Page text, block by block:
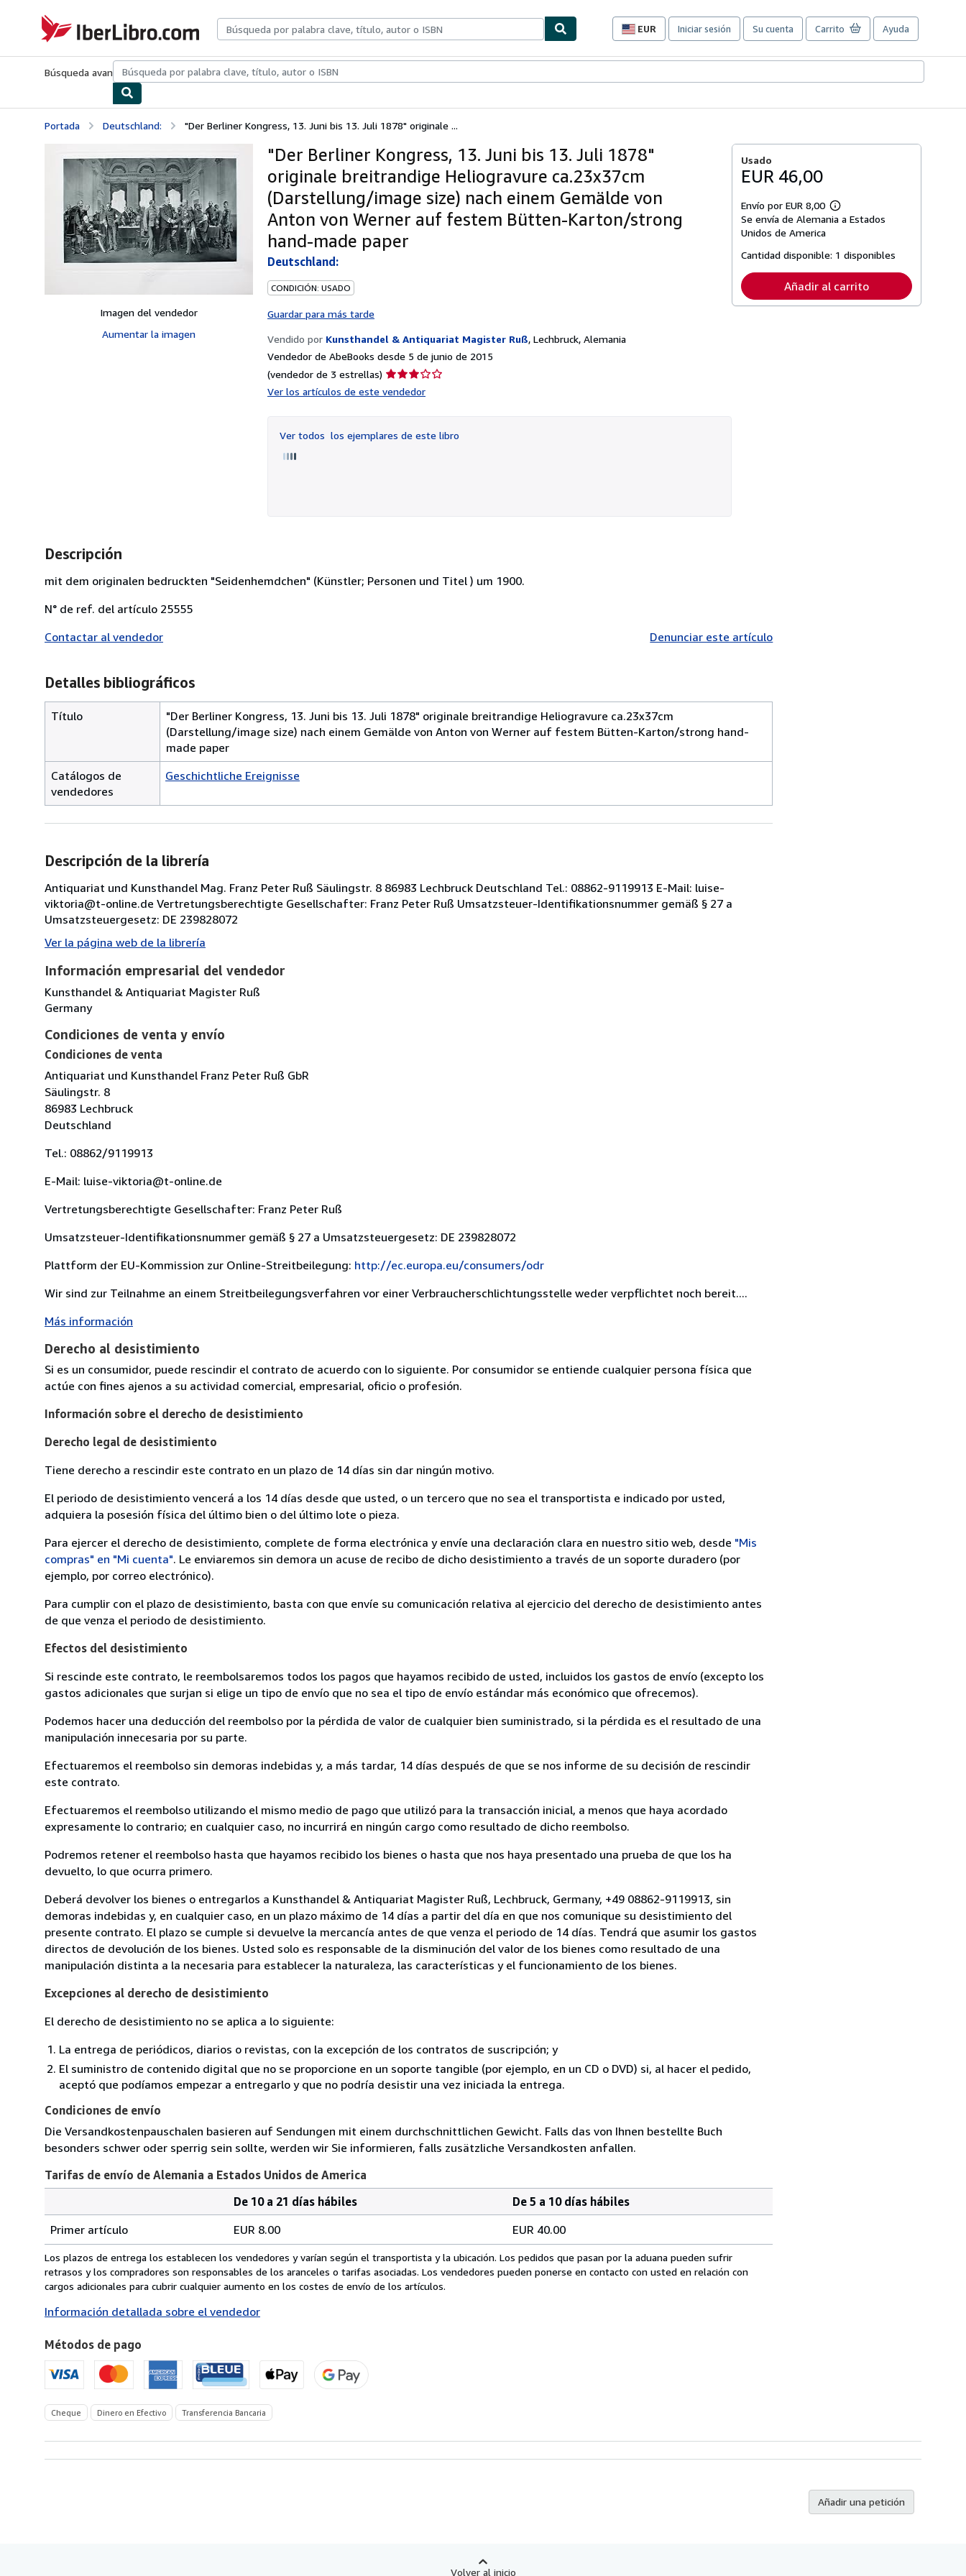
IberLibro.com
EUR
Preferencias
compra
sitio.
Iniciar sesión Su cuenta Carrito Ayuda
Búsqueda avanzadaColecciones Libros antiguosArte y coleccionismo
Portada Deutschland: "Der Berliner Kongress, 13. Juni bis 13. Juli 1878" originale ...
Imagen del vendedor
Aumentar la imagen
"Der Berliner Kongress, 13. Juni bis 13. Juli 1878"
originale breitrandige Heliogravure ca.23x37cm
(Darstellung/image size) nach einem Gemälde von
Anton von Werner auf festem Bütten-Karton/strong
hand-made paper
Deutschland:
CONDICIÓN: USADO
Guardar para más tarde
Vendido por Kunsthandel & Antiquariat Magister Ruß, Lechbruck, Alemania
Vendedor de AbeBooks desde 5 de junio de 2015
(vendedor de 3 estrellas) Calificación
Ver los artículos de este vendedor
Ver todos los ejemplares de este libro
Usado
EUR 46,00
Envío por EUR 8,00
Más
información
tarifas
envío
Se envía de Alemania a Estados
Unidos de America
Cantidad disponible: 1 disponibles
Añadir al carrito
Descripción
mit dem originalen bedruckten "Seidenhemdchen" (Künstler; Personen und Titel ) um 1900.
N° de ref. del artículo 25555
Contactar al vendedor
Denunciar este artículo
Detalles bibliográficos
Título
"Der Berliner Kongress, 13. Juni bis 13. Juli 1878" originale breitrandige Heliogravure ca.23x37cm
(Darstellung/image size) nach einem Gemälde von Anton von Werner auf festem Bütten-Karton/strong hand-
made paper
Catálogos de
vendedores
Geschichtliche Ereignisse
Descripción de la librería
Antiquariat und Kunsthandel Mag. Franz Peter Ruß Säulingstr. 8 86983 Lechbruck Deutschland Tel.: 08862-9119913 E-Mail: luise-
viktoria@t-online.de Vertretungsberechtigte Gesellschafter: Franz Peter Ruß Umsatzsteuer-Identifikationsnummer gemäß § 27 a
Umsatzsteuergesetz: DE 239828072
Ver la página web de la librería
Información empresarial del vendedor
Kunsthandel & Antiquariat Magister Ruß
Germany
Condiciones de venta y envío
Condiciones de venta
Antiquariat und Kunsthandel Franz Peter Ruß GbR
Säulingstr. 8
86983 Lechbruck
Deutschland
Tel.: 08862/9119913
E-Mail: luise-viktoria@t-online.de
Vertretungsberechtigte Gesellschafter: Franz Peter Ruß
Umsatzsteuer-Identifikationsnummer gemäß § 27 a Umsatzsteuergesetz: DE 239828072
Plattform der EU-Kommission zur Online-Streitbeilegung: http://ec.europa.eu/consumers/odr
Wir sind zur Teilnahme an einem Streitbeilegungsverfahren vor einer Verbraucherschlichtungsstelle weder verpflichtet noch bereit....
Más información
Derecho al desistimiento
Si es un consumidor, puede rescindir el contrato de acuerdo con lo siguiente. Por consumidor se entiende cualquier persona física que
actúe con fines ajenos a su actividad comercial, empresarial, oficio o profesión.
Información sobre el derecho de desistimiento
Derecho legal de desistimiento
Tiene derecho a rescindir este contrato en un plazo de 14 días sin dar ningún motivo.
El periodo de desistimiento vencerá a los 14 días desde que usted, o un tercero que no sea el transportista e indicado por usted,
adquiera la posesión física del último bien o del último lote o pieza.
Para ejercer el derecho de desistimiento, complete de forma electrónica y envíe una declaración clara en nuestro sitio web, desde "Mis
compras" en "Mi cuenta". Le enviaremos sin demora un acuse de recibo de dicho desistimiento a través de un soporte duradero (por
ejemplo, por correo electrónico).
Para cumplir con el plazo de desistimiento, basta con que envíe su comunicación relativa al ejercicio del derecho de desistimiento antes
de que venza el periodo de desistimiento.
Efectos del desistimiento
Si rescinde este contrato, le reembolsaremos todos los pagos que hayamos recibido de usted, incluidos los gastos de envío (excepto los
gastos adicionales que surjan si elige un tipo de envío que no sea el tipo de envío estándar más económico que ofrecemos).
Podemos hacer una deducción del reembolso por la pérdida de valor de cualquier bien suministrado, si la pérdida es el resultado de una
manipulación innecesaria por su parte.
Efectuaremos el reembolso sin demoras indebidas y, a más tardar, 14 días después de que se nos informe de su decisión de rescindir
este contrato.
Efectuaremos el reembolso utilizando el mismo medio de pago que utilizó para la transacción inicial, a menos que haya acordado
expresamente lo contrario; en cualquier caso, no incurrirá en ningún cargo como resultado de dicho reembolso.
Podremos retener el reembolso hasta que hayamos recibido los bienes o hasta que nos haya presentado una prueba de que los ha
devuelto, lo que ocurra primero.
Deberá devolver los bienes o entregarlos a Kunsthandel & Antiquariat Magister Ruß, Lechbruck, Germany, +49 08862-9119913, sin
demoras indebidas y, en cualquier caso, en un plazo máximo de 14 días a partir del día en que nos comunique su desistimiento del
presente contrato. El plazo se cumple si devuelve la mercancía antes de que venza el periodo de 14 días. Tendrá que asumir los gastos
directos de devolución de los bienes. Usted solo es responsable de la disminución del valor de los bienes como resultado de una
manipulación distinta a la necesaria para establecer la naturaleza, las características y el funcionamiento de los bienes.
Excepciones al derecho de desistimiento
El derecho de desistimiento no se aplica a lo siguiente:
La entrega de periódicos, diarios o revistas, con la excepción de los contratos de suscripción; y
El suministro de contenido digital que no se proporcione en un soporte tangible (por ejemplo, en un CD o DVD) si, al hacer el pedido,
aceptó que podíamos empezar a entregarlo y que no podría desistir una vez iniciada la entrega.
Condiciones de envío
Die Versandkostenpauschalen basieren auf Sendungen mit einem durchschnittlichen Gewicht. Falls das von Ihnen bestellte Buch
besonders schwer oder sperrig sein sollte, werden wir Sie informieren, falls zusätzliche Versandkosten anfallen.
Tarifas de envío de Alemania a Estados Unidos de America
de
envío
de
Alemania
Estados
de
America
pedido
De 10 a 21 días hábiles
De 5 a 10 días hábiles
Primer artículo
EUR 8.00 EUR 40.00
Los plazos de entrega los establecen los vendedores y varían según el transportista y la ubicación. Los pedidos que pasan por la aduana pueden sufrir
retrasos y los compradores son responsables de los aranceles o tarifas asociadas. Los vendedores pueden ponerse en contacto con usted en relación con
cargos adicionales para cubrir cualquier aumento en los costes de envío de los artículos.
Información detallada sobre el vendedor
Métodos de pago
Cheque Dinero en Efectivo Transferencia Bancaria
Añadir una petición
Volver al inicio